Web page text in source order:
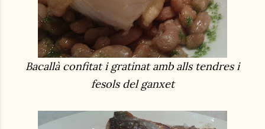
Bacallà confitat i gratinat amb alls tendres i
fesols del ganxet